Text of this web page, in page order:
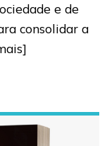
e de
consolidar a